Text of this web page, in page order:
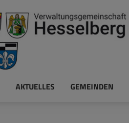
AKTUELLES GEMEINDEN